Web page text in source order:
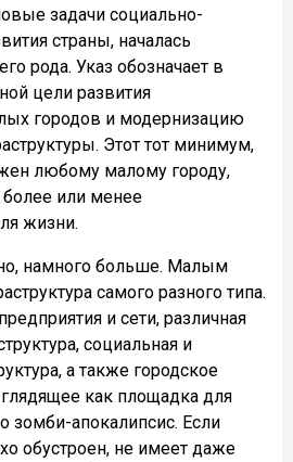
задачи социально-
страны, началась
рода. Указ обозначает в
цели развития
городов и модернизацию
Этот тот минимум,
любому малому городу,
или менее
жизни.
намного больше. Малым
самого разного типа.
и сети, различная
социальная и
а также городское
как площадка для
апокалипсис. Если
обустроен, не имеет даже